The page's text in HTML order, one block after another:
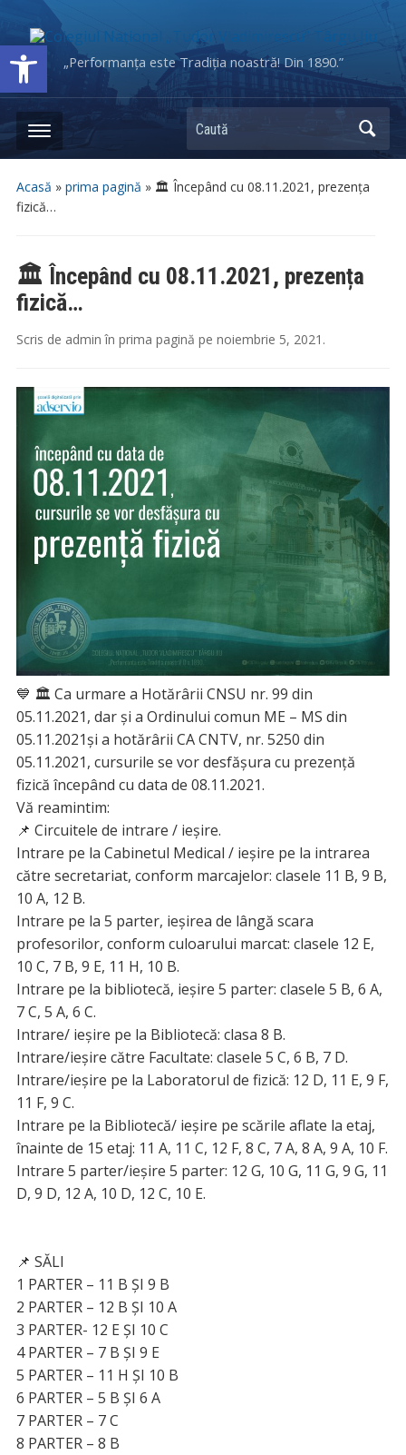
Deschide bara de unelte„Performanța este Tradiția noastră! Din 1890.”
Caută
Acasă » prima pagină » 🏛 Începând cu 08.11.2021, prezența
fizică…
🏛 Începând cu 08.11.2021, prezența
fizică…
Scris de admin în prima pagină pe noiembrie 5, 2021 .
💙 🏛 Ca urmare a Hotărârii CNSU nr. 99 din
05.11.2021, dar și a Ordinului comun ME – MS din
05.11.2021și a hotărârii CA CNTV, nr. 5250 din
05.11.2021, cursurile se vor desfășura cu prezență
fizică începând cu data de 08.11.2021.
Vă reamintim:
📌 Circuitele de intrare / ieșire.
Intrare pe la Cabinetul Medical / ieșire pe la intrarea
către secretariat, conform marcajelor: clasele 11 B, 9 B,
10 A, 12 B.
Intrare pe la 5 parter, ieșirea de lângă scara
profesorilor, conform culoarului marcat: clasele 12 E,
10 C, 7 B, 9 E, 11 H, 10 B.
Intrare pe la bibliotecă, ieșire 5 parter: clasele 5 B, 6 A,
7 C, 5 A, 6 C.
Intrare/ ieșire pe la Bibliotecă: clasa 8 B.
Intrare/ieșire către Facultate: clasele 5 C, 6 B, 7 D.
Intrare/ieșire pe la Laboratorul de fizică: 12 D, 11 E, 9 F,
11 F, 9 C.
Intrare pe la Bibliotecă/ ieșire pe scările aflate la etaj,
înainte de 15 etaj: 11 A, 11 C, 12 F, 8 C, 7 A, 8 A, 9 A, 10 F.
Intrare 5 parter/ieșire 5 parter: 12 G, 10 G, 11 G, 9 G, 11
D, 9 D, 12 A, 10 D, 12 C, 10 E.
📌 SĂLI
1 PARTER – 11 B ȘI 9 B
2 PARTER – 12 B ȘI 10 A
3 PARTER- 12 E ȘI 10 C
4 PARTER – 7 B ȘI 9 E
5 PARTER – 11 H ȘI 10 B
6 PARTER – 5 B ȘI 6 A
7 PARTER – 7 C
8 PARTER – 8 B